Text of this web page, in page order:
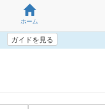
ホーム
ガイドを見る